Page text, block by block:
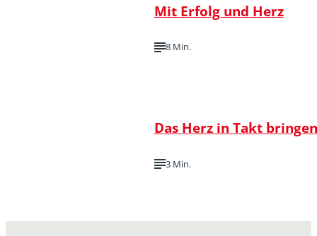
Mit Erfolg und Herz
8 Min.
Das Herz in Takt bringen
3 Min.